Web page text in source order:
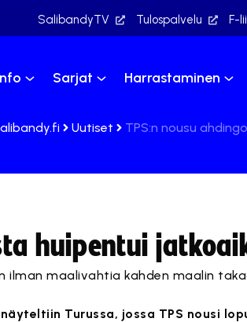
SalibandyTV Tulospalvelu F-
Sarjat Harrastaminen
Uutiset TPS:n nousu
huipentui
ilman maalivahtia kahden maalin
Turussa, jossa TPS nousi